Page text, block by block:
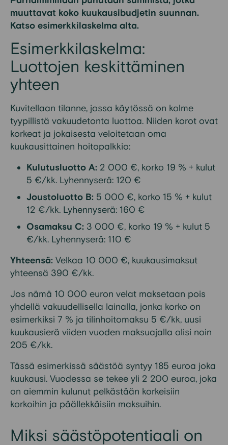
muuttavat koko kuukausibudjetin suunnan.
Katso esimerkkilaskelma alta.
Esimerkkilaskelma:
Luottojen keskittäminen
yhteen
Kuvitellaan tilanne, jossa käytössä on kolme
tyypillistä vakuudetonta luottoa. Niiden korot ovat
korkeat ja jokaisesta veloitetaan oma
kuukausittainen hoitopalkkio:
Kulutusluotto A: 2 000 €, korko 19 % + kulut
5 €/kk. Lyhennyserä: 120 €
Joustoluotto B: 5 000 €, korko 15 % + kulut
12 €/kk. Lyhennyserä: 160 €
Osamaksu C: 3 000 €, korko 19 % + kulut 5
€/kk. Lyhennyserä: 110 €
Yhteensä: Velkaa 10 000 €, kuukausimaksut
yhteensä 390 €/kk.
Jos nämä 10 000 euron velat maksetaan pois
yhdellä vakuudellisella lainalla, jonka korko on
esimerkiksi 7 % ja tilinhoitomaksu 5 €/kk, uusi
kuukausierä viiden vuoden maksuajalla olisi noin
205 €/kk.
Tässä esimerkissä säästöä syntyy 185 euroa joka
kuukausi. Vuodessa se tekee yli 2 200 euroa, joka
on aiemmin kulunut pelkästään korkeisiin
korkoihin ja päällekkäisiin maksuihin.
Miksi säästöpotentiaali on